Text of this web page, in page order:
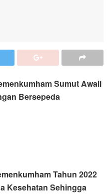
Sumut Awali
Bersepeda
Tahun 2022
Kesehatan Sehingga